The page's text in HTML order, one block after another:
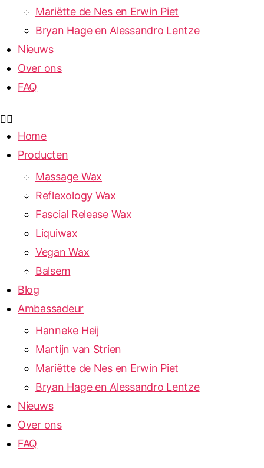
Mariëtte de Nes en Erwin Piet
Bryan Hage en Alessandro Lentze
Nieuws
Over ons
FAQ
Home
Producten
Massage Wax
Reflexology Wax
Fascial Release Wax
Liquiwax
Vegan Wax
Balsem
Blog
Ambassadeur
Hanneke Heij
Martijn van Strien
Mariëtte de Nes en Erwin Piet
Bryan Hage en Alessandro Lentze
Nieuws
Over ons
FAQ